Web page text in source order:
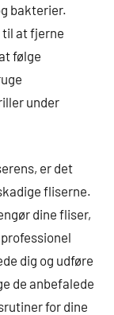
bakterier.
at fjerne
følge
under
er det
fliserne.
dine fliser,
dig og udføre
de anbefalede
for dine